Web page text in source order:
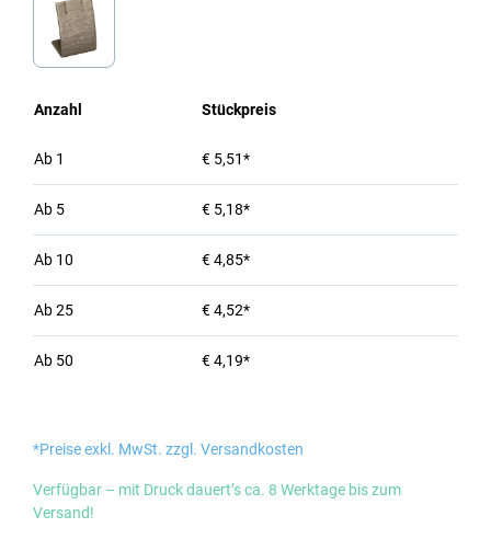
Anzahl Stückpreis
Ab 1 € 5,51*
Ab 5 € 5,18*
Ab 10 € 4,85*
Ab25 € 4,52*
Ab 50 € 4,19*
*Preise exkl. MwSt. zzgl. Versandkosten
Verfügbar – mit Druck dauert’s ca. 8 Werktage bis zum
Versand!